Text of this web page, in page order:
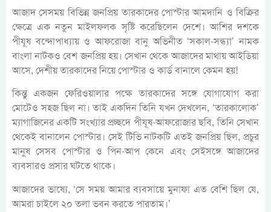
আজাদ সেসময় বিভিন্ন জনপ্রিয় তারকাদের পোস্টার আমদানি ও বিক্রির
ক্ষেত্রে এক নতুন মাইলফলক সৃষ্টি করেছিলেন দেশে। আশির দশকে
পীযূষ বন্দোপাধ্যায় ও আফরোজা বানু অভিনীত ‘সকাল-সন্ধ্যা’ নামক
বাংলা নাটকও বেশ জনপ্রিয় হয়। সেখান থেকে আজাদের মাথায় আইডিয়া
আসে, দেশীয় তারকাদের নিয়ে পোস্টার ও কার্ড বানালে কেমন হয়!
কিন্তু একজন ফেরিওয়ালার পক্ষে তারকাদের সঙ্গে যোগাযোগ করা
মোটেও সহজ ছিল না। তাই একদিন তিনি যখন দেখলেন, ‘তারকালোক’
ম্যাগাজিনের একটি সংখ্যার প্রচ্ছদে পীযূষ-আফরোজার ছবি, তিনি সেখান
থেকেই বানালেন পোস্টার। সেই টিভি নাটকটি এতই জনপ্রিয় ছিল, প্রচুর
মানুষ সেসব পোস্টার ও পিন-আপ কেনে এবং সেইসঙ্গে আজাদের
ব্যবসারও প্রসার ঘটতে থাকে।
আজাদের ভাষ্যে, ‘সে সময় আমার ব্যবসায়ে মুনাফা এত বেশি ছিল যে,
আমরা চাইলে ২০ তলা ভবন করতে পারতাম।’